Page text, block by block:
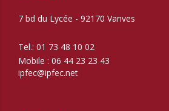
7 bd du Lycée - 92170 Vanves
Tel.: 01 73 48 10 02
Mobile : 06 44 23 23 43
ipfec@ipfec.net